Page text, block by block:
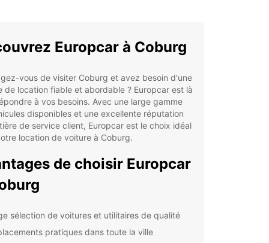
Europcar à Coburg
vous de visiter Coburg et avez besoin d'une
de location fiable et abordable ? Europcar est là
à vos besoins. Avec une large gamme
disponibles et une excellente réputation
de service client, Europcar est le choix idéal
location de voiture à Coburg.
de choisir Europcar
sélection de voitures et utilitaires de qualité
pratiques dans toute la ville